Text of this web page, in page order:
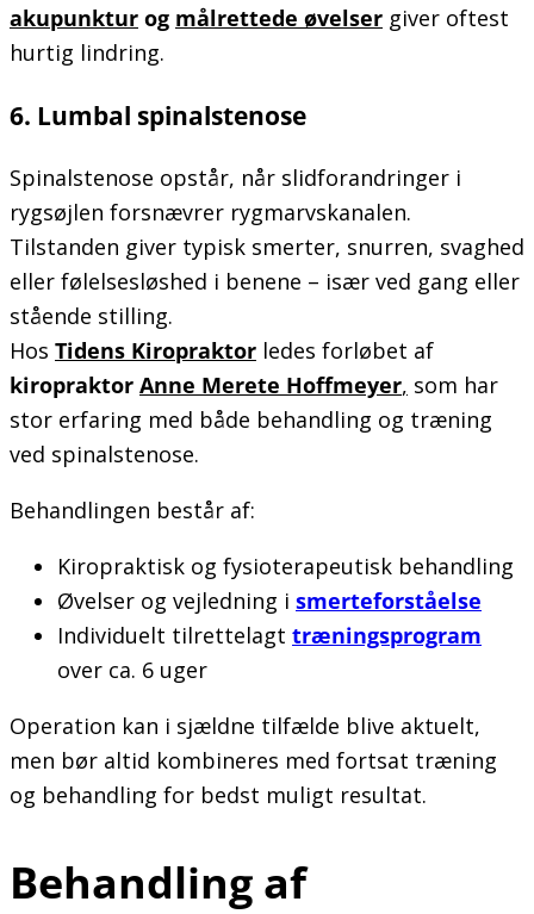
akupunktur og målrettede øvelser giver oftest
hurtig lindring.
6. Lumbal spinalstenose
Spinalstenose opstår, når slidforandringer i
rygsøjlen forsnævrer rygmarvskanalen.
Tilstanden giver typisk smerter, snurren, svaghed
eller følelsesløshed i benene – især ved gang eller
stående stilling.
Hos Tidens Kiropraktor ledes forløbet af
kiropraktor Anne Merete Hoffmeyer, som har
stor erfaring med både behandling og træning
ved spinalstenose.
Behandlingen består af:
Kiropraktisk og fysioterapeutisk behandling
Øvelser og vejledning i smerteforståelse
Individuelt tilrettelagt træningsprogram
over ca. 6 uger
Operation kan i sjældne tilfælde blive aktuelt,
men bør altid kombineres med fortsat træning
og behandling for bedst muligt resultat.
Behandling af